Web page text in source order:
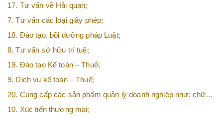
17. Tư vấn về Hải quan;
7. Tư vấn các loại giấy phép;
18. Đào tạo, bồi dưỡng pháp Luật;
8. Tư vấn sở hữu trí tuệ;
19. Đào tạo Kế toán – Thuế;
9. Dịch vụ kế toán – Thuế;
20. Cung cấp các sản phẩm quản lý doanh nghiệp như: chữ
ký số, hóa đơn điện tử, BHXH,…vv
10. Xúc tiến thương mại;